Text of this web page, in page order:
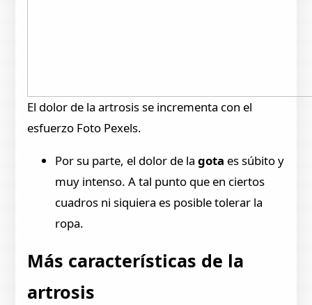
El dolor de la artrosis se incrementa con el
esfuerzo Foto Pexels.
Por su parte, el dolor de lagota es súbito y
muy intenso. A tal punto que en ciertos
cuadros ni siquiera es posible tolerar la
ropa.
Más características de la
artrosis